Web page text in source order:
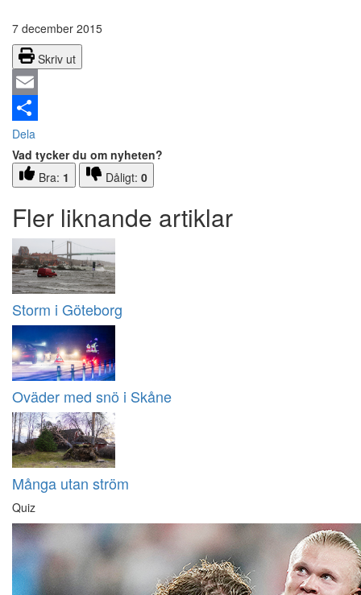
7 december 2015
Skriv ut
Email
Dela
Vad tycker du om nyheten?
Bra: 1 Dåligt: 0
Fler liknande artiklar
Storm i Göteborg
Oväder med snö i Skåne
Många utan ström
Quiz